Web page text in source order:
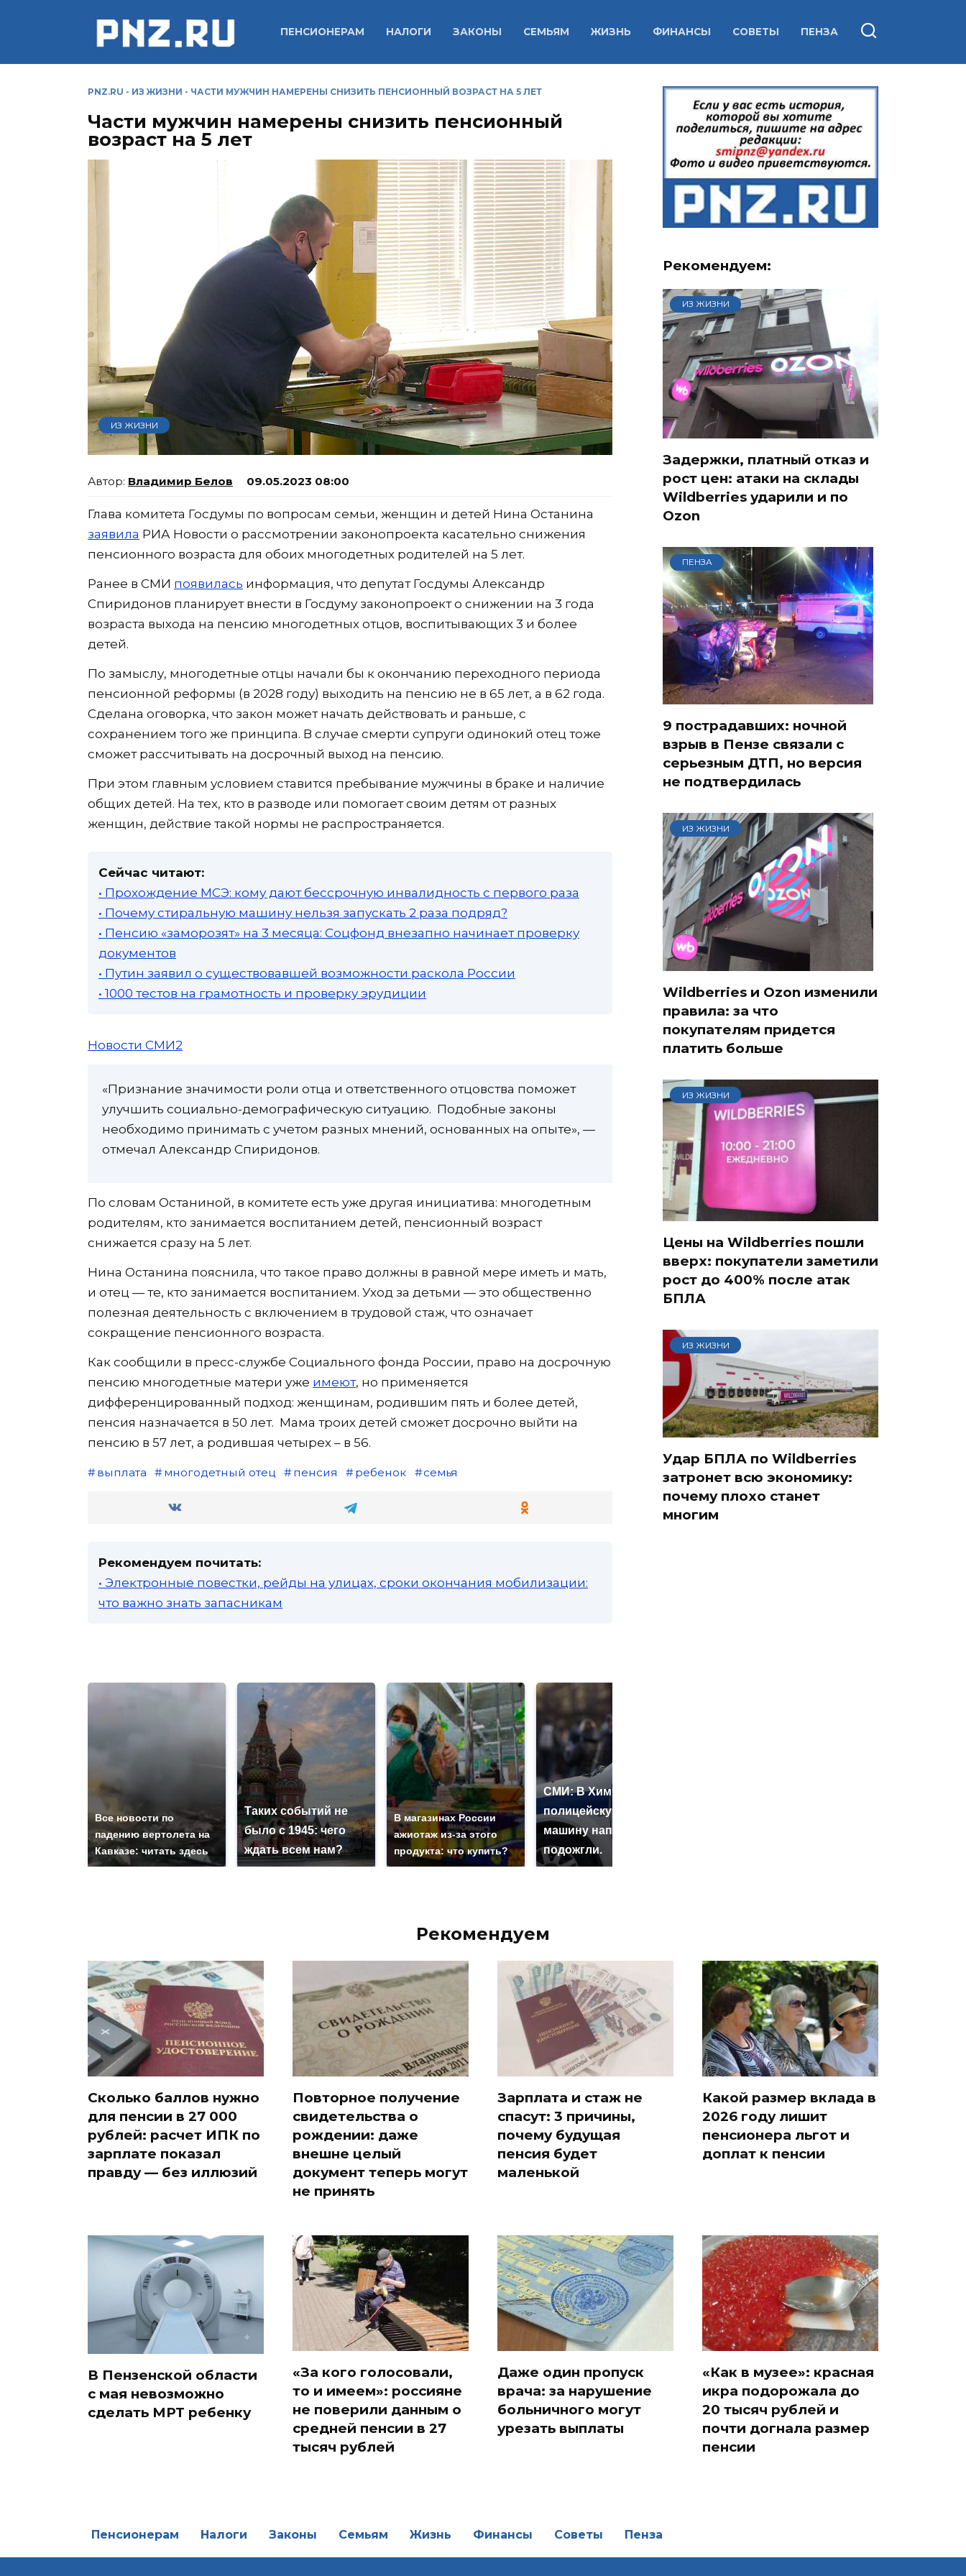
ПЕНСИОНЕРАМ НАЛОГИ ЗАКОНЫ СЕМЬЯМ ЖИЗНЬ ФИНАНСЫ СОВЕТЫ ПЕНЗА
PNZ.RU - ИЗ ЖИЗНИ - ЧАСТИ МУЖЧИН НАМЕРЕНЫ СНИЗИТЬ ПЕНСИОННЫЙ ВОЗРАСТ НА 5 ЛЕТ
Части мужчин намерены снизить пенсионный
возраст на 5 лет
ИЗ ЖИЗНИ
Владимир Белов 09.05.2023 08:00
Глава комитета Госдумы по вопросам семьи, женщин и детей Нина Останина
заявила РИА Новости о рассмотрении законопроекта касательно снижения
пенсионного возраста для обоих многодетных родителей на 5 лет.
Ранее в СМИ появилась информация, что депутат Госдумы Александр
Спиридонов планирует внести в Госдуму законопроект о снижении на 3 года
возраста выхода на пенсию многодетных отцов, воспитывающих 3 и более
детей.
По замыслу, многодетные отцы начали бы к окончанию переходного периода
пенсионной реформы (в 2028 году) выходить на пенсию не в 65 лет, а в 62 года.
Сделана оговорка, что закон может начать действовать и раньше, с
сохранением того же принципа. В случае смерти супруги одинокий отец тоже
сможет рассчитывать на досрочный выход на пенсию.
При этом главным условием ставится пребывание мужчины в браке и наличие
общих детей. На тех, кто в разводе или помогает своим детям от разных
женщин, действие такой нормы не распространяется.
Сейчас читают:
• Прохождение МСЭ: кому дают бессрочную инвалидность с первого раза
• Почему стиральную машину нельзя запускать 2 раза подряд?
• Пенсию «заморозят» на 3 месяца: Соцфонд внезапно начинает проверку
документов
• Путин заявил о существовавшей возможности раскола России
• 1000 тестов на грамотность и проверку эрудиции
Новости СМИ2
«Признание значимости роли отца и ответственного отцовства поможет
улучшить социально-демографическую ситуацию. Подобные законы
необходимо принимать с учетом разных мнений, основанных на опыте», —
отмечал Александр Спиридонов.
По словам Останиной, в комитете есть уже другая инициатива: многодетным
родителям, кто занимается воспитанием детей, пенсионный возраст
снижается сразу на 5 лет.
Нина Останина пояснила, что такое право должны в равной мере иметь и мать,
и отец — те, кто занимается воспитанием. Уход за детьми — это общественно
полезная деятельность с включением в трудовой стаж, что означает
сокращение пенсионного возраста.
Как сообщили в пресс-службе Социального фонда России, право на досрочную
пенсию многодетные матери уже имеют, но применяется
дифференцированный подход: женщинам, родившим пять и более детей,
пенсия назначается в 50 лет. Мама троих детей сможет досрочно выйти на
пенсию в 57 лет, а родившая четырех – в 56.
выплата многодетный отец пенсия ребенок семья
Рекомендуем почитать:
• Электронные повестки, рейды на улицах, сроки окончания мобилизации:
что важно знать запасникам
Все новости по
падению вертолета на
Кавказе: читать здесь
Таких событий не
было с 1945: чего
ждать всем нам?
В магазинах России
ажиотаж из-за этого
продукта: что купить?
СМИ: В Химках на
полицейскую
машину напали и
подожгли.
Рекомендуем:
ИЗ ЖИЗНИ
Задержки, платный отказ и
рост цен: атаки на склады
Wildberries ударили и по
Ozon
ПЕНЗА
9 пострадавших: ночной
взрыв в Пензе связали с
серьезным ДТП, но версия
не подтвердилась
ИЗ ЖИЗНИ
Wildberries и Ozon изменили
правила: за что
покупателям придется
платить больше
ИЗ ЖИЗНИ
Цены на Wildberries пошли
вверх: покупатели заметили
рост до 400% после атак
БПЛА
ИЗ ЖИЗНИ
Удар БПЛА по Wildberries
затронет всю экономику:
почему плохо станет
многим
Рекомендуем
Сколько баллов нужно
для пенсии в 27 000
рублей: расчет ИПК по
зарплате показал
правду — без иллюзий
Повторное получение
свидетельства о
рождении: даже
внешне целый
документ теперь могут
не принять
Зарплата и стаж не
спасут: 3 причины,
почему будущая
пенсия будет
маленькой
Какой размер вклада в
2026 году лишит
пенсионера льгот и
доплат к пенсии
В Пензенской области
с мая невозможно
сделать МРТ ребенку
«За кого голосовали,
то и имеем»: россияне
не поверили данным о
средней пенсии в 27
тысяч рублей
Даже один пропуск
врача: за нарушение
больничного могут
урезать выплаты
«Как в музее»: красная
икра подорожала до
20 тысяч рублей и
почти догнала размер
пенсии
Пенсионерам Налоги Законы Семьям Жизнь Финансы Советы Пенза